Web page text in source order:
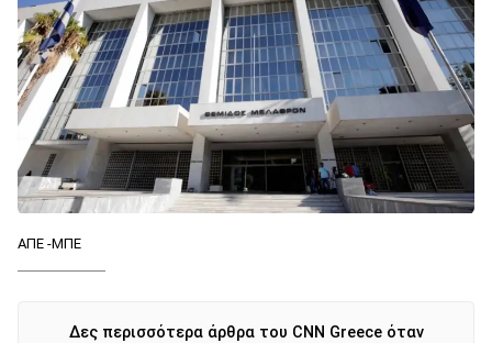
ΑΠΕ -ΜΠΕ
Δες περισσότερα άρθρα του CNN Greece όταν